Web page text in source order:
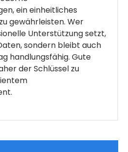
ein einheitliches
gewährleisten. Wer
Unterstützung setzt,
sondern bleibt auch
handlungsfähig. Gute
der Schlüssel zu